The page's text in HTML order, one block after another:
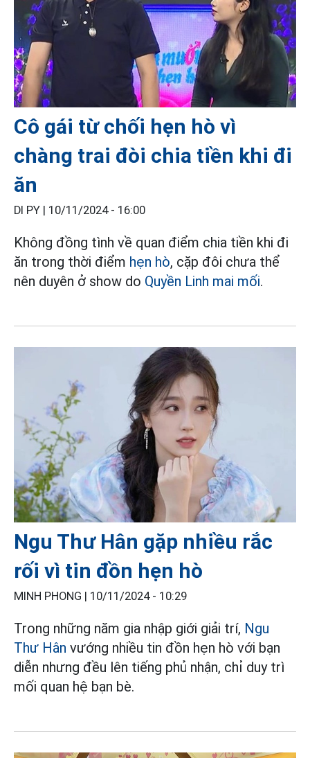
Cô gái từ chối hẹn hò vì
chàng trai đòi chia tiền khi đi
ăn
DI PY | 10/11/2024 - 16:00
Không đồng tình về quan điểm chia tiền khi đi
ăn trong thời điểm hẹn hò, cặp đôi chưa thể
nên duyên ở show do Quyền Linh mai mối.
Ngu Thư Hân gặp nhiều rắc
rối vì tin đồn hẹn hò
MINH PHONG | 10/11/2024 - 10:29
Trong những năm gia nhập giới giải trí, Ngu
Thư Hân vướng nhiều tin đồn hẹn hò với bạn
diễn nhưng đều lên tiếng phủ nhận, chỉ duy trì
mối quan hệ bạn bè.